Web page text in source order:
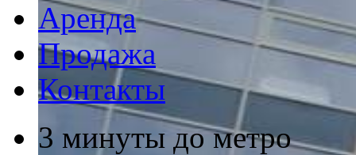
Аренда
Продажа
Контакты
3 минуты до метро